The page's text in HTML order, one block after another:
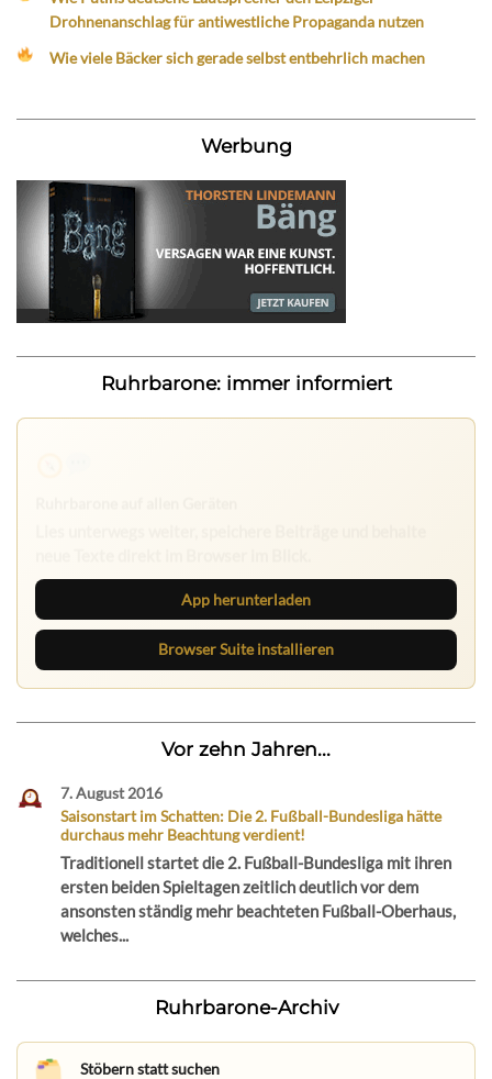
Drohnenanschlag für antiwestliche Propaganda nutzen
Wie viele Bäcker sich gerade selbst entbehrlich machen
Werbung
Ruhrbarone: immer informiert
App herunterladen
Browser Suite installieren
Vor zehn Jahren...
7. August 2016
Saisonstart im Schatten: Die 2. Fußball-Bundesliga hätte
durchaus mehr Beachtung verdient!
Traditionell startet die 2. Fußball-Bundesliga mit ihren
ersten beiden Spieltagen zeitlich deutlich vor dem
ansonsten ständig mehr beachteten Fußball-Oberhaus,
welches...
Ruhrbarone-Archiv
Stöbern statt suchen